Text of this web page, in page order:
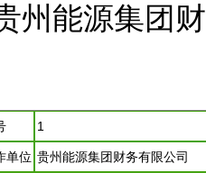
能源集团财
1
单位 贵州能源集团财务有限公司